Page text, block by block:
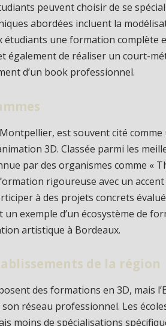
peuvent choisir de se
abordées incluent la
étudiants une formation complète
également de réaliser un court-
d’un book professionnel.
est souvent cité comme
3D. Classée parmi les
par des organismes comme «
rigoureuse avec un
à des projets concrets
exemple d’un écosystème de
artistique à Bordeaux.
de la région
des formations en 3D, mais
réseau professionnel. Les
moins de spécialisations